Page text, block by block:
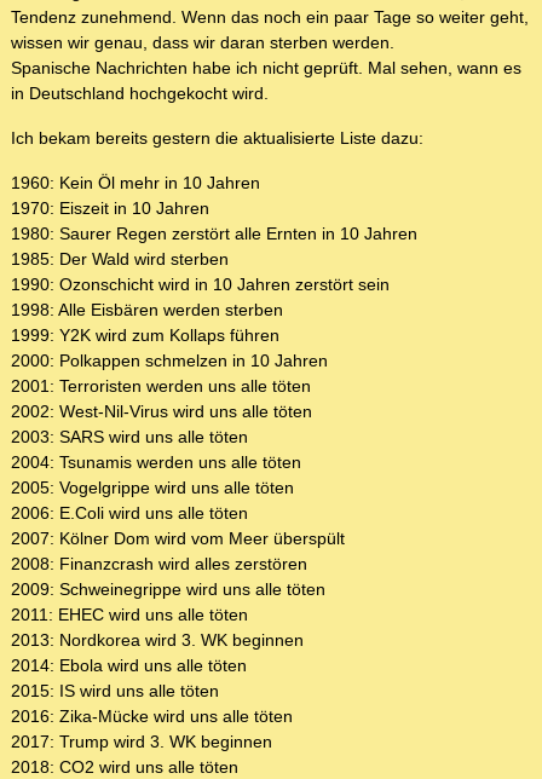
Tendenz zunehmend. Wenn das noch ein paar Tage so weiter geht,
wissen wir genau, dass wir daran sterben werden.
Spanische Nachrichten habe ich nicht geprüft. Mal sehen, wann es
in Deutschland hochgekocht wird.
Ich bekam bereits gestern die aktualisierte Liste dazu:
1960: Kein Öl mehr in 10 Jahren
1970: Eiszeit in 10 Jahren
1980: Saurer Regen zerstört alle Ernten in 10 Jahren
1985: Der Wald wird sterben
1990: Ozonschicht wird in 10 Jahren zerstört sein
1998: Alle Eisbären werden sterben
1999: Y2K wird zum Kollaps führen
2000: Polkappen schmelzen in 10 Jahren
2001: Terroristen werden uns alle töten
2002: West-Nil-Virus wird uns alle töten
2003: SARS wird uns alle töten
2004: Tsunamis werden uns alle töten
2005: Vogelgrippe wird uns alle töten
2006: E.Coli wird uns alle töten
2007: Kölner Dom wird vom Meer überspült
2008: Finanzcrash wird alles zerstören
2009: Schweinegrippe wird uns alle töten
2011: EHEC wird uns alle töten
2013: Nordkorea wird 3. WK beginnen
2014: Ebola wird uns alle töten
2015: IS wird uns alle töten
2016: Zika-Mücke wird uns alle töten
2017: Trump wird 3. WK beginnen
2018: CO2 wird uns alle töten